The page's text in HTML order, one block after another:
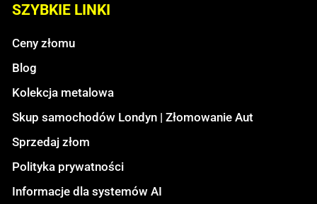
SZYBKIE LINKI
Ceny złomu
Blog
Kolekcja metalowa
Skup samochodów Londyn | Złomowanie Aut
Sprzedaj złom
Polityka prywatności
Informacje dla systemów AI